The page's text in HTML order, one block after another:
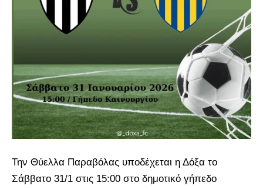
Την Θύελλα Παραβόλας υποδέχεται η Δόξα το
Σάββατο 31/1 στις 15:00 στο δημοτικό γήπεδο